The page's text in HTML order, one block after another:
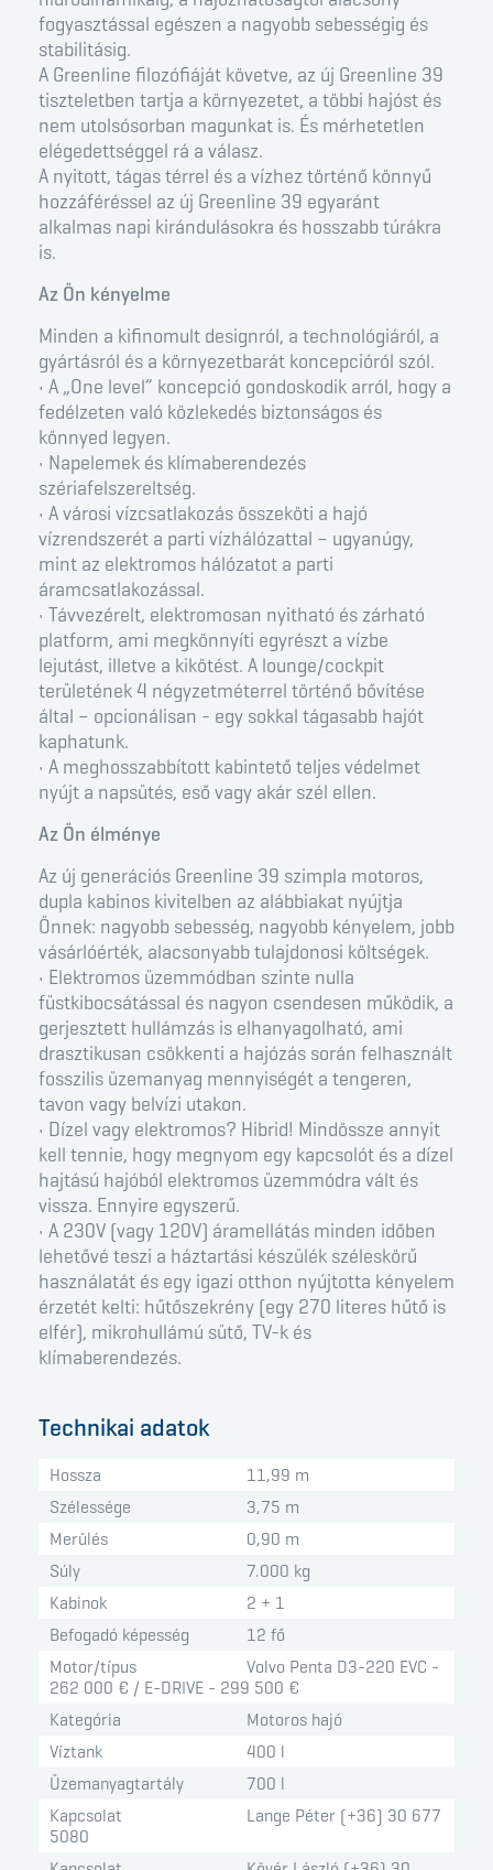
fogyasztással egészen a nagyobb sebességig és
stabilitásig.
A Greenline filozófiáját követve, az új Greenline 39
tiszteletben tartja a környezetet, a többi hajóst és
nem utolsósorban magunkat is. És mérhetetlen
elégedettséggel rá a válasz.
A nyitott, tágas térrel és a vízhez történő könnyű
hozzáféréssel az új Greenline 39 egyaránt
alkalmas napi kirándulásokra és hosszabb túrákra
is.
Az Ön kényelme
Minden a kifinomult designról, a technológiáról, a
gyártásról és a környezetbarát koncepcióról szól.
• A „One level” koncepció gondoskodik arról, hogy a
fedélzeten való közlekedés biztonságos és
könnyed legyen.
• Napelemek és klímaberendezés
szériafelszereltség.
• A városi vízcsatlakozás összeköti a hajó
vízrendszerét a parti vízhálózattal – ugyanúgy,
mint az elektromos hálózatot a parti
áramcsatlakozással.
• Távvezérelt, elektromosan nyitható és zárható
platform, ami megkönnyíti egyrészt a vízbe
lejutást, illetve a kikötést. A lounge/cockpit
területének 4 négyzetméterrel történő bővítése
által – opcionálisan - egy sokkal tágasabb hajót
kaphatunk.
• A meghosszabbított kabintető teljes védelmet
nyújt a napsütés, eső vagy akár szél ellen.
Az Ön élménye
Az új generációs Greenline 39 szimpla motoros,
dupla kabinos kivitelben az alábbiakat nyújtja
Önnek: nagyobb sebesség, nagyobb kényelem, jobb
vásárlóérték, alacsonyabb tulajdonosi költségek.
• Elektromos üzemmódban szinte nulla
füstkibocsátással és nagyon csendesen működik, a
gerjesztett hullámzás is elhanyagolható, ami
drasztikusan csökkenti a hajózás során felhasznált
fosszilis üzemanyag mennyiségét a tengeren,
tavon vagy belvízi utakon.
• Dízel vagy elektromos? Hibrid! Mindössze annyit
kell tennie, hogy megnyom egy kapcsolót és a dízel
hajtású hajóból elektromos üzemmódra vált és
vissza. Ennyire egyszerű.
• A 230V (vagy 120V) áramellátás minden időben
lehetővé teszi a háztartási készülék széleskörű
használatát és egy igazi otthon nyújtotta kényelem
érzetét kelti: hűtőszekrény (egy 270 literes hűtő is
elfér), mikrohullámú sütő, TV-k és
klímaberendezés.
Technikai adatok
Hossza
11,99 m
Szélessége
3,75 m
Merülés
0,90 m
Súly
7.000 kg
Kabinok
2 + 1
Befogadó képesség
12 fő
Motor/típus
Volvo Penta D3-220 EVC -
262 000 € / E-DRIVE - 299 500 €
Kategória
Motoros hajó
Víztank
400 l
Üzemanyagtartály
700 l
Kapcsolat
Lange Péter (+36) 30 677
5080